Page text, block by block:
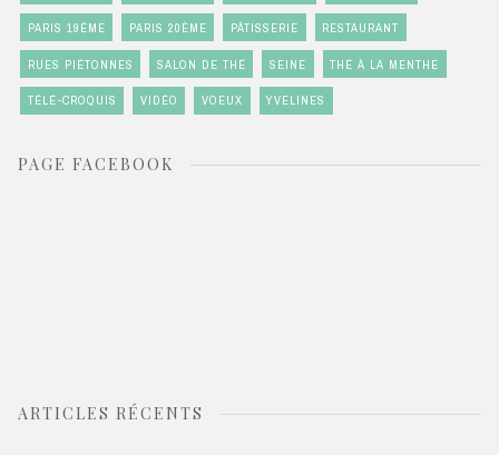
PARIS 19ÈME PARIS 20ÈME PÂTISSERIE RESTAURANT
RUES PIÉTONNES SALON DE THÉ SEINE THÉ À LA MENTHE
TÉLÉ-CROQUIS VIDÉO VOEUX YVELINES
PAGE FACEBOOK
ARTICLES RÉCENTS